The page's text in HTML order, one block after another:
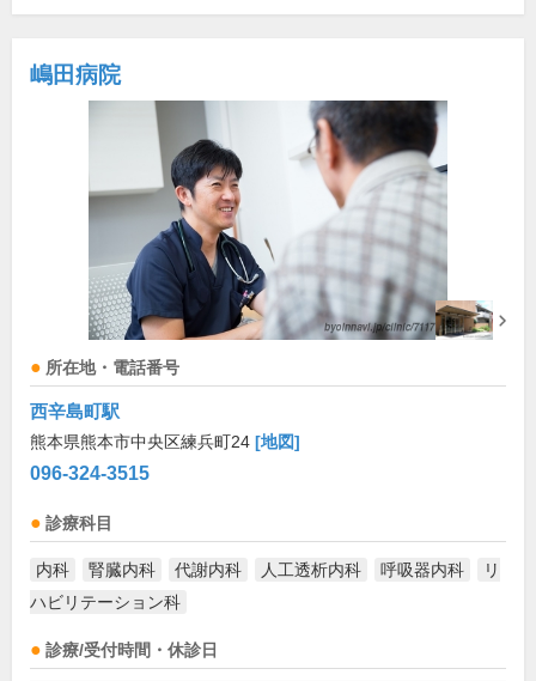
嶋田病院
所在地・電話番号
西辛島町駅
熊本県熊本市中央区練兵町24 [地図]
096-324-3515
診療科目
内科 腎臓内科 代謝内科 人工透析内科 呼吸器内科
リ
ハビリテーション科
診療/受付時間・休診日